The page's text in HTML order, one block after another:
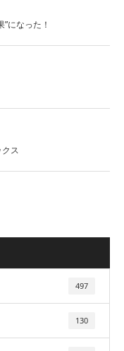
になった！
ス
497
130